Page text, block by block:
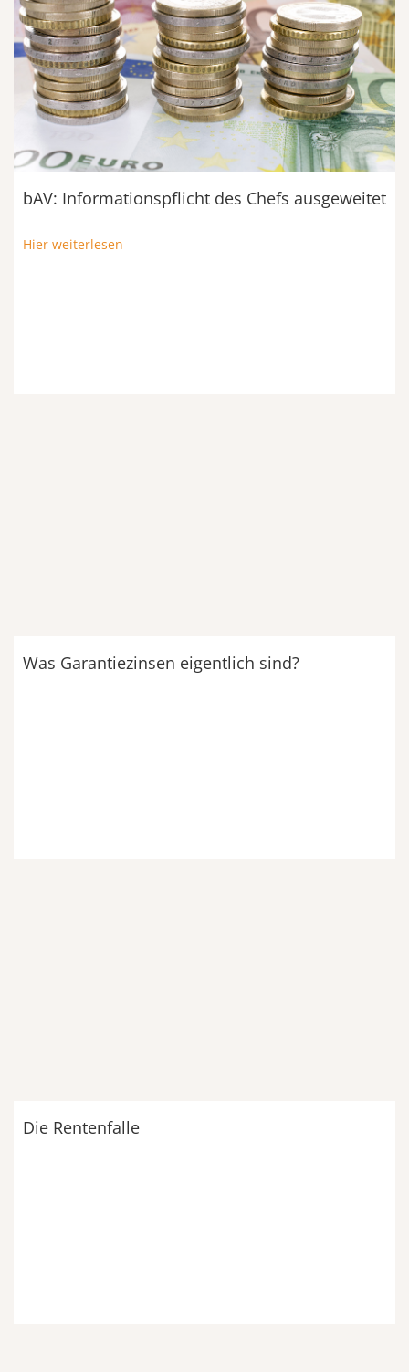
bAV: Informationspflicht des Chefs ausgeweitet
Hier weiterlesen
Was Garantiezinsen eigentlich sind?
Die Rentenfalle